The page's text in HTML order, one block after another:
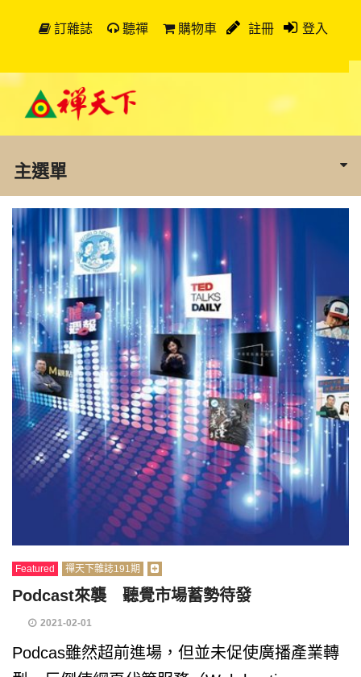
訂雜誌 聽禪 購物車 註冊 登入
主選單
Featured 禪天下雜誌191期
Podcast來襲 聽覺市場蓄勢待發
2021-02-01
Podcas雖然超前進場，但並未促使廣播產業轉